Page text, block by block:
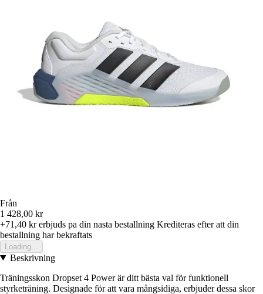
Från
1 428,00 kr
+71,40 krerbjuds pa din nasta bestallning Krediteras efter att din
bestallning har bekraftats
Loading...
Beskrivning
Träningsskon Dropset 4 Power är ditt bästa val för funktionell
styrketräning. Designade för att vara mångsidiga, erbjuder dessa skor